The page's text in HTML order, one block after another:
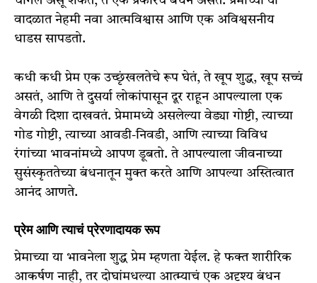
वादळात नेहमी नवा आत्मविश्वास आणि एक अविश्वसनीय
धाडस सापडतो.
कधी कधी प्रेम एक उच्छृंखलतेचे रूप घेतं, ते खूप शुद्ध, खूप सच्चं
असतं, आणि ते दुसर्या लोकांपासून दूर राहून आपल्याला एक
वेगळी दिशा दाखवतं. प्रेमामध्ये असलेल्या वेड्या गोष्टी, त्याच्या
गोड गोष्टी, त्याच्या आवडी-निवडी, आणि त्याच्या विविध
रंगांच्या भावनांमध्ये आपण डूबतो. ते आपल्याला जीवनाच्या
सुसंस्कृततेच्या बंधनातून मुक्त करते आणि आपल्या अस्तित्वात
आनंद आणते.
प्रेम आणि त्याचं प्रेरणादायक रूप
प्रेमाच्या या भावनेला शुद्ध प्रेम म्हणता येईल. हे फक्त शारीरिक
आकर्षण नाही, तर दोघांमधल्या आत्म्याचं एक अदृश्य बंधन